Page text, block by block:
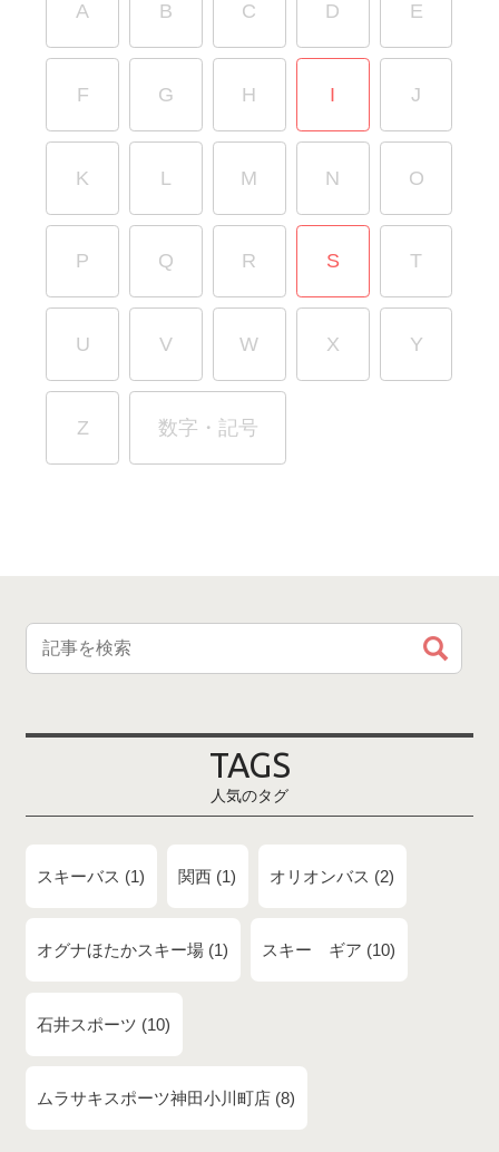
A B C D E
F G H I J
K L M N O
P Q R S T
U V W X Y
Z 数字・記号
TAGS
人気のタグ
スキーバス 1 関西 1 オリオンバス 2
オグナほたかスキー場 1 スキー ギア 10
石井スポーツ 10
ムラサキスポーツ神田小川町店 8